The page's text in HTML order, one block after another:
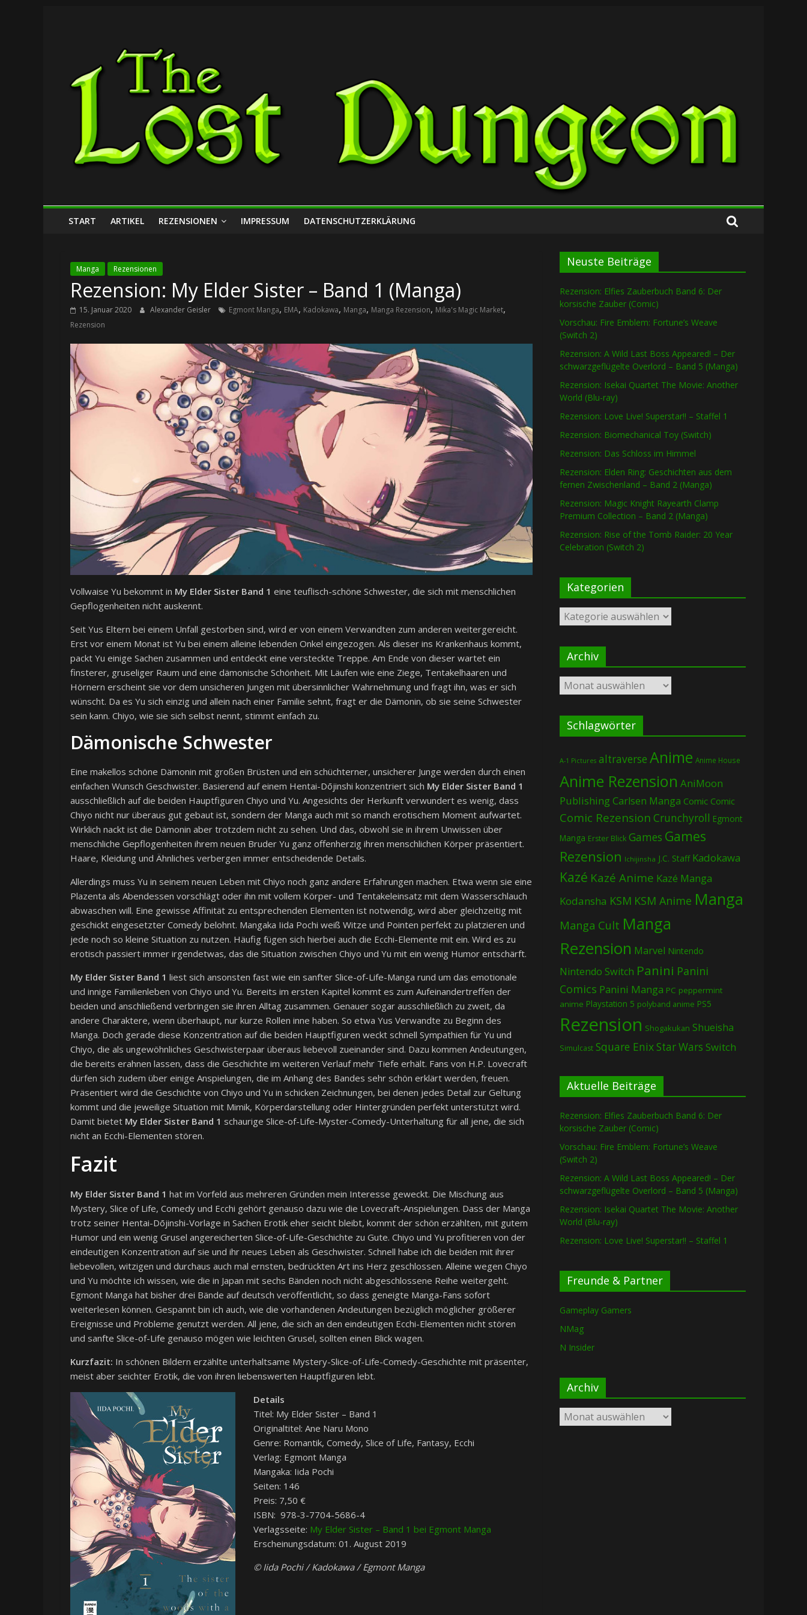
Lost
Dungeon
START ARTIKEL REZENSIONEN IMPRESSUM DATENSCHUTZERKLÄRUNG
Manga Rezensionen
Rezension: My Elder Sister – Band 1 (Manga)
15. Januar 2020 Alexander Geisler Egmont Manga, EMA, Kadokawa, Manga, Manga Rezension, Mika's Magic Market,
Rezension
Vollwaise Yu bekommt in My Elder Sister Band 1 eine teuflisch-schöne Schwester, die sich mit menschlichen
Gepflogenheiten nicht auskennt.
Seit Yus Eltern bei einem Unfall gestorben sind, wird er von einem Verwandten zum anderen weitergereicht.
Erst vor einem Monat ist Yu bei einem alleine lebenden Onkel eingezogen. Als dieser ins Krankenhaus kommt,
packt Yu einige Sachen zusammen und entdeckt eine versteckte Treppe. Am Ende von dieser wartet ein
finsterer, gruseliger Raum und eine dämonische Schönheit. Mit Läufen wie eine Ziege, Tentakelhaaren und
Hörnern erscheint sie vor dem unsicheren Jungen mit übersinnlicher Wahrnehmung und fragt ihn, was er sich
wünscht. Da es Yu sich einzig und allein nach einer Familie sehnt, fragt er die Dämonin, ob sie seine Schwester
sein kann. Chiyo, wie sie sich selbst nennt, stimmt einfach zu.
Dämonische Schwester
Eine makellos schöne Dämonin mit großen Brüsten und ein schüchterner, unsicherer Junge werden durch einen
einfachen Wunsch Geschwister. Basierend auf einem Hentai-Dōjinshi konzentriert sich My Elder Sister Band 1
ausschließlich auf die beiden Hauptfiguren Chiyo und Yu. Angesichts der Herkunft verwundert es wenig, dass
Chiyo nicht nur überaus gut gebaut ist, sondern der Manga auch mit so manch erotischem Moment aufwartet.
Wirklich nackt ist die Dämonin aber trotzdem nicht zu sehen. Und das, obwohl sie in ihrem Unwissen über
menschliche Gepflogenheiten ihrem neuen Bruder Yu ganz offenherzig ihren menschlichen Körper präsentiert.
Haare, Kleidung und Ähnliches verbergen immer entscheidende Details.
Allerdings muss Yu in seinem neuen Leben mit Chiyo noch ganz andere Erfahrungen machen. Etwa wenn sie eine
Plazenta als Abendessen vorschlägt oder ihn mit vollem Körper- und Tentakeleinsatz mit dem Wasserschlauch
abwaschen will. Eine gewisse Affinität zu entsprechenden Elementen ist notwendig, wird aber gleichzeitig mit
geschickt eingesetzter Comedy belohnt. Mangaka Iida Pochi weiß Witze und Pointen perfekt zu platzieren und
jede noch so kleine Situation zu nutzen. Häufig fügen sich hierbei auch die Ecchi-Elemente mit ein. Wird es zu
erotisch passiert immer irgendetwas, das die Situation zwischen Chiyo und Yu mit ein wenig Humor entschärft.
My Elder Sister Band 1 liest sich ansonsten fast wie ein sanfter Slice-of-Life-Manga rund um das emotionale
und innige Familienleben von Chiyo und Yu. Bereits im ersten Kapitel kommt es zum Aufeinandertreffen der
beiden und anschließend verbringen sie ihren Alltag zusammen. Genauer sogar ausschließlich zu zweit, da
andere Charaktere, wenn überhaupt, nur kurze Rollen inne haben. So etwa Yus Verwandte zu Beginn des
Manga. Doch gerade diese Konzentration auf die beiden Hauptfiguren weckt schnell Sympathien für Yu und
Chiyo, die als ungewöhnliches Geschwisterpaar überaus liebevoll zueinander sind. Dazu kommen Andeutungen,
die bereits erahnen lassen, dass die Geschichte im weiteren Verlauf mehr Tiefe erhält. Fans von H.P. Lovecraft
dürfen sich zudem über einige Anspielungen, die im Anhang des Bandes sehr schön erklärt werden, freuen.
Präsentiert wird die Geschichte von Chiyo und Yu in schicken Zeichnungen, bei denen jedes Detail zur Geltung
kommt und die jeweilige Situation mit Mimik, Körperdarstellung oder Hintergründen perfekt unterstützt wird.
Damit bietet My Elder Sister Band 1 schaurige Slice-of-Life-Myster-Comedy-Unterhaltung für all jene, die sich
nicht an Ecchi-Elementen stören.
Fazit
My Elder Sister Band 1 hat im Vorfeld aus mehreren Gründen mein Interesse geweckt. Die Mischung aus
Mystery, Slice of Life, Comedy und Ecchi gehört genauso dazu wie die Lovecraft-Anspielungen. Dass der Manga
trotz seiner Hentai-Dōjinshi-Vorlage in Sachen Erotik eher seicht bleibt, kommt der schön erzählten, mit gutem
Humor und ein wenig Grusel angereicherten Slice-of-Life-Geschichte zu Gute. Chiyo und Yu profitieren von der
eindeutigen Konzentration auf sie und ihr neues Leben als Geschwister. Schnell habe ich die beiden mit ihrer
liebevollen, witzigen und durchaus auch mal ernsten, bedrückten Art ins Herz geschlossen. Alleine wegen Chiyo
und Yu möchte ich wissen, wie die in Japan mit sechs Bänden noch nicht abgeschlossene Reihe weitergeht.
Egmont Manga hat bisher drei Bände auf deutsch veröffentlicht, so dass geneigte Manga-Fans sofort
weiterlesen können. Gespannt bin ich auch, wie die vorhandenen Andeutungen bezüglich möglicher größerer
Ereignisse und Probleme genutzt werden. All jene, die sich an den eindeutigen Ecchi-Elementen nicht stören
und sanfte Slice-of-Life genauso mögen wie leichten Grusel, sollten einen Blick wagen.
Kurzfazit: In schönen Bildern erzählte unterhaltsame Mystery-Slice-of-Life-Comedy-Geschichte mit präsenter,
meist aber seichter Erotik, die von ihren liebenswerten Hauptfiguren lebt.
Details
Titel: My Elder Sister – Band 1
Originaltitel: Ane Naru Mono
Genre: Romantik, Comedy, Slice of Life, Fantasy, Ecchi
Verlag: Egmont Manga
Mangaka: Iida Pochi
Seiten: 146
Preis: 7,50 €
ISBN: 978-3-7704-5686-4
Verlagsseite: My Elder Sister – Band 1 bei Egmont Manga
Erscheinungsdatum: 01. August 2019
© Iida Pochi / Kadokawa / Egmont Manga
Neuste Beiträge
Rezension: Elfies Zauberbuch Band 6: Der
korsische Zauber (Comic)
Vorschau: Fire Emblem: Fortune’s Weave
(Switch 2)
Rezension: A Wild Last Boss Appeared! – Der
schwarzgeflügelte Overlord – Band 5 (Manga)
Rezension: Isekai Quartet The Movie: Another
World (Blu-ray)
Rezension: Love Live! Superstar!! – Staffel 1
Rezension: Biomechanical Toy (Switch)
Rezension: Das Schloss im Himmel
Rezension: Elden Ring: Geschichten aus dem
fernen Zwischenland – Band 2 (Manga)
Rezension: Magic Knight Rayearth Clamp
Premium Collection – Band 2 (Manga)
Rezension: Rise of the Tomb Raider: 20 Year
Celebration (Switch 2)
Kategorien
Kategorien
Archiv
Archiv
Schlagwörter
A-1 Pictures altraverse Anime Anime House
Anime Rezension AniMoon
PublishingCarlsen Manga Comic Comic
Comic Rezension Crunchyroll Egmont
Manga Erster Blick Games Games
Rezension Ichijinsha J.C. Staff Kadokawa
Kazé Kazé Anime Kazé Manga
Kodansha KSM KSM Anime Manga
Manga Cult Manga
Rezension Marvel Nintendo
Nintendo Switch Panini Panini
Comics Panini Manga PC peppermint
anime Playstation 5 polyband anime PS5
Rezension Shogakukan Shueisha
Simulcast Square EnixStar Wars Switch
Aktuelle Beiträge
Rezension: Elfies Zauberbuch Band 6: Der
korsische Zauber (Comic)
Vorschau: Fire Emblem: Fortune’s Weave
(Switch 2)
Rezension: A Wild Last Boss Appeared! – Der
schwarzgeflügelte Overlord – Band 5 (Manga)
Rezension: Isekai Quartet The Movie: Another
World (Blu-ray)
Rezension: Love Live! Superstar!! – Staffel 1
Freunde & Partner
Gameplay Gamers
NMag
N Insider
Archiv
Archiv